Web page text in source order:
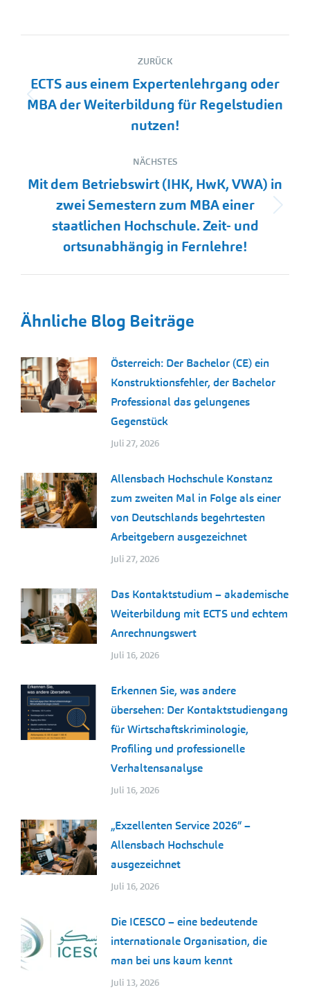
Kommentarnavigation
ZURÜCK
Vorheriger
Beitrag:
ECTS aus einem Expertenlehrgang oder
MBA der Weiterbildung für Regelstudien
nutzen!
NÄCHSTES
Nächster
Beitrag:
Mit dem Betriebswirt (IHK, HwK, VWA) in
zwei Semestern zum MBA einer
staatlichen Hochschule. Zeit- und
ortsunabhängig in Fernlehre!
Ähnliche Blog Beiträge
Österreich: Der Bachelor (CE) ein
Konstruktionsfehler, der Bachelor
Professional das gelungenes
Gegenstück
Juli 27, 2026
Allensbach Hochschule Konstanz
zum zweiten Mal in Folge als einer
von Deutschlands begehrtesten
Arbeitgebern ausgezeichnet
Juli 27, 2026
Das Kontaktstudium – akademische
Weiterbildung mit ECTS und echtem
Anrechnungswert
Juli 16, 2026
Erkennen Sie, was andere
übersehen: Der Kontaktstudiengang
für Wirtschaftskriminologie,
Profiling und professionelle
Verhaltensanalyse
Juli 16, 2026
„Exzellenten Service 2026“ –
Allensbach Hochschule
ausgezeichnet
Juli 16, 2026
Die ICESCO – eine bedeutende
internationale Organisation, die
man bei uns kaum kennt
Juli 13, 2026